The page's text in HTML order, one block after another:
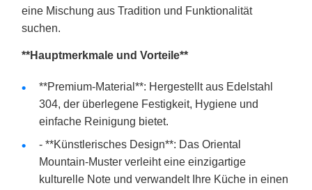
eine Mischung aus Tradition und Funktionalität
suchen.
**Hauptmerkmale und Vorteile**
**Premium-Material**: Hergestellt aus Edelstahl
304, der überlegene Festigkeit, Hygiene und
einfache Reinigung bietet.
- **Künstlerisches Design**: Das Oriental
Mountain-Muster verleiht eine einzigartige
kulturelle Note und verwandelt Ihre Küche in einen